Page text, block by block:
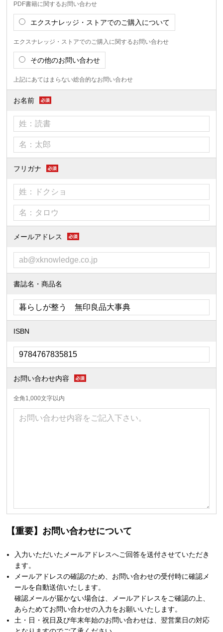
PDF書籍に関するお問い合わせ
エクスナレッジ・ストアでのご購入について
エクスナレッジ・ストアでのご購入に関するお問い合わせ
その他のお問い合わせ
上記にあてはまらない総合的なお問い合わせ
お名前
フリガナ
メールアドレス
書誌名・商品名
ISBN
お問い合わせ内容
全角1,000文字以内
【重要】お問い合わせについて
入力いただいたメールアドレスへご回答を送付させていただき
ます。
メールアドレスの確認のため、お問い合わせの受付時に確認メ
ールを自動送信いたします。
確認メールが届かない場合は、メールアドレスをご確認の上、
あらためてお問い合わせの入力をお願いいたします。
土・日・祝日及び年末年始のお問い合わせは、翌営業日の対応